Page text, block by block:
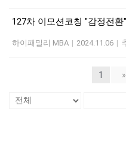
127차 이모션코칭 "감정전환"
하이패밀리 MBA | 2024.11.06 |
1 »